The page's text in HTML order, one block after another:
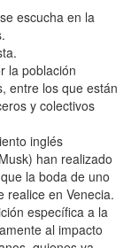
escucha en la
la población
entre los que están
y colectivos
inglés
han realizado
la boda de uno
realice en Venecia.
específica a la
al impacto